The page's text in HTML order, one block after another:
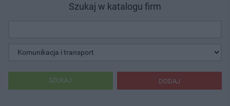
Szukaj w katalogu firm
DODAJ
SZUKAJ